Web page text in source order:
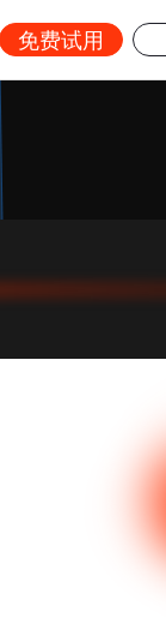
免费试用